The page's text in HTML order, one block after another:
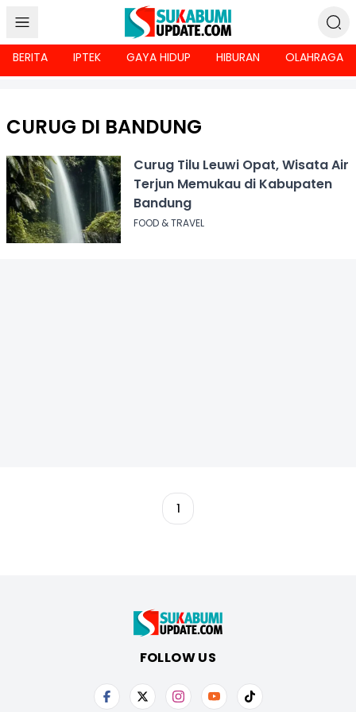
BERITA IPTEK GAYA HIDUP HIBURAN OLAHRAGA
CURUG DI BANDUNG
Curug Tilu Leuwi Opat, Wisata Air
Terjun Memukau di Kabupaten
Bandung
FOOD & TRAVEL
1
FOLLOW US